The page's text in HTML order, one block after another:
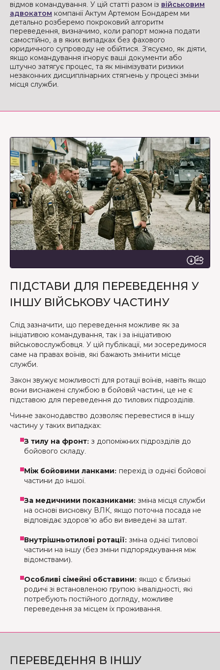
відмов командування. У цій статті разом із військовим
адвокатом компанії Актум Артемом Бондарем ми
детально розберемо покроковий алгоритм
переведення, визначимо, коли рапорт можна подати
самостійно, а в яких випадках без фахового
юридичного супроводу не обійтися. З'ясуємо, як діяти,
якщо командування ігнорує ваші документи або
штучно затягує процес, та як мінімізувати ризики
незаконних дисциплінарних стягнень у процесі зміни
місця служби.
ПІДСТАВИ ДЛЯ ПЕРЕВЕДЕННЯ У
ІНШУ ВІЙСЬКОВУ ЧАСТИНУ
Слід зазначити, що переведення можливе як за
ініціативою командування, так і за ініціативою
військовослужбовця. У цій публікації, ми зосередимося
саме на правах воїнів, які бажають змінити місце
служби.
Закон звужує можливості для ротації воїнів, навіть якщо
вони виснажені службою в бойовій частині, це не є
підставою для переведення до тилових підрозділів.
Чинне законодавство дозволяє перевестися в іншу
частину у таких випадках:
З тилу на фронт: з допоміжних підрозділів до
бойового складу.
Між бойовими ланками: перехід із однієї бойової
частини до іншої.
За медичними показниками: зміна місця служби
на основі висновку ВЛК, якщо поточна посада не
відповідає здоров’ю або ви виведені за штат.
Внутрішньотилові ротації: зміна однієї тилової
частини на іншу (без зміни підпорядкування між
відомствами).
Особливі сімейні обставини: якщо є близькі
родичі зі встановленою групою інвалідності, які
потребують постійного догляду, можливе
переведення за місцем їх проживання.
ПЕРЕВЕДЕННЯ В ІНШУ